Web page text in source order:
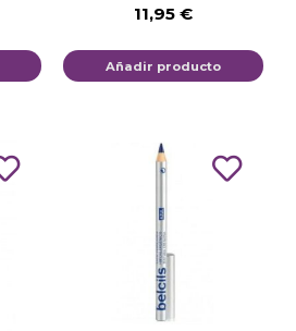
11,95 €
Añadir producto